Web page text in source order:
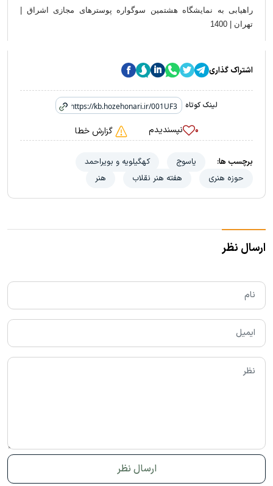
راهیابی به نمایشگاه هشتمین سوگواره پوسترهای مجازی
اشراق |
تهران | 1400
اشتراک گذاری
لینک کوتاه
۰ نپسندیدم گزارش خطا
برچسب ها: یاسوج
کهگیلویه و بویراحمد
حوزه هنری
هفته هنر نقلاب هنر
ارسال نظر